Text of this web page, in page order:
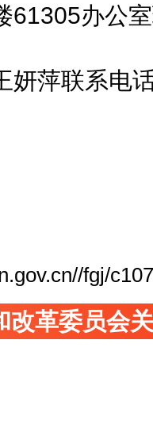
61305办公
萍联系电
fgj/
改革委员会